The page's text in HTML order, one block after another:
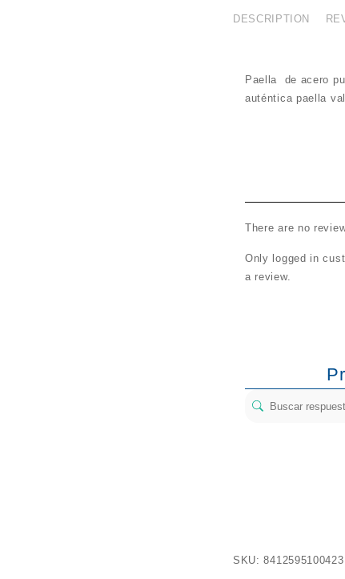
DESCRIPTION
Paella de acero
auténtica paella
There are no
Only logged in
a review.
SKU:8412595100423